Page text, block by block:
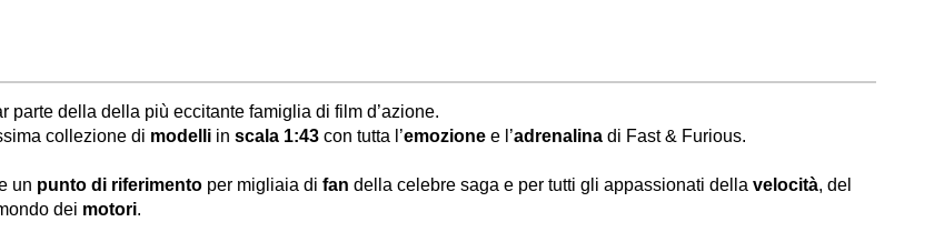
parte della della più eccitante famiglia di film d’azione.
collezione di modelli in scala 1:43 con tutta l’emozione e l’adrenalina di Fast & Furious.
un punto di riferimento per migliaia di fan della celebre saga e per tutti gli appassionati della velocità, del
dei motori.